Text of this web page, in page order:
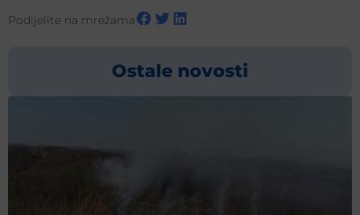
Podijelite na mrežama
Ostale novosti